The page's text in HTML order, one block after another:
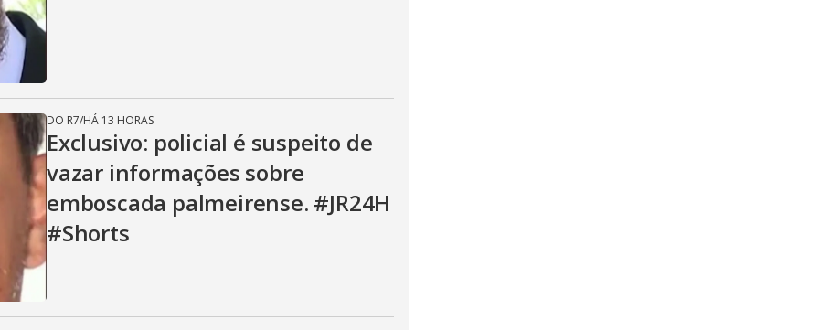
DO R7/HÁ 13 HORAS
Exclusivo: policial é suspeito de
vazar informações sobre
emboscada palmeirense. #JR24H
#Shorts